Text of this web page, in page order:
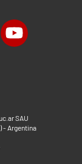
SAU
- Argentina